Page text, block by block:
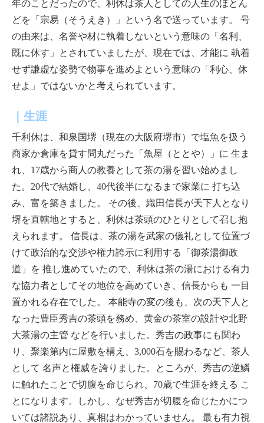
年のことだったので、利休は茶人としての人生のほとん
どを「宗易（そうえき）」という名で送っています。
号
の由来は、名誉や材に執着しないという意味の「名利、
既に休す」とされていましたが、現在では、才能に 執着
せず謙虚な姿勢で物事を進めよという意味の「利心、休
せよ」ではないかと考えられています。
｜生涯
千利休は、和泉国堺（現在の大阪府堺市）で塩魚を扱う
商家か倉庫を貸す問丸だった「魚屋（ととや）」に 生ま
れ、17歳から商人の教養として茶の湯を習い始めまし
た。20代で結婚し、40代後半になるまで家業に 打ち込
み、富を築きました。
その後、織田信長が天下人となり
堺を直轄地とすると
、利休は茶頭のひとりとして召し抱
えられます。
信長は、茶の湯を武家の儀礼として位置づ
けて政治的な交渉や権力誇示に利用する「御茶湯御政
道」を 推し進めていたので 、利休は茶の湯における有力
な協力者としてその地位を高めていき、信長からも 一目
置かれる存在でした。
本能寺の変の後も
、次の天下人と
なった豊臣秀吉の茶頭を務め、黄金の茶室の設計や北野
大茶湯の主管 などを行いました。秀吉の政事にも関わ
り、聚楽第内に屋敷を構え、3,000石を賜わるなど、茶人
として 名声と権威を誇りました。ところが、秀吉の逆鱗
に触れたことで切腹を命じられ、70歳で生涯を終える こ
とになります。しかし、なぜ秀吉が切腹を命じたかにつ
いては諸説あり、真相はわかっていません。
最も有力視